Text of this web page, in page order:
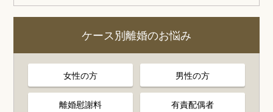
ケース別離婚のお悩み
女性の方 男性の方
離婚慰謝料 有責配偶者